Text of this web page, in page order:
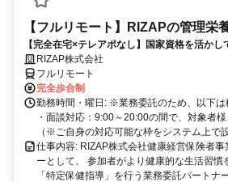
【フルリモート】RIZAPの管理栄
【完全在宅×テレアポなし】国家資格を活か
う一つの安心」を。主婦・Wワーカー活躍中！
方以降の数時間だけ」など、生活リズムに合わ
す。1件ごとの成果報酬型だから、頑張った分
に。充実のサポート体制で、安心の在宅ワーク
RIZAP株式会社
フルリモート
完全歩合制
勤務時間・曜日: ※業務委託のため、以下は
・面談対応：9:00～20:00の間で、対象者
（※ご自身の対応可能な枠をシステム上で
仕事内容: RIZAP株式会社健康経営保険者
ーとして、 参加者がより健康的な生活習慣
「特定保健指導」を行う業務委託パートナ